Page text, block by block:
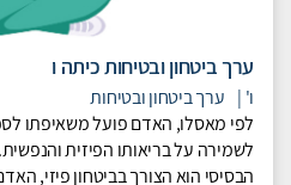
ערך ביטחון ובטיחות כיתה ו
ו' | ערך ביטחון ובטיחות
לפי מאסלו, האדם פועל משאיפתו
לשמירה על בריאותו הפיזית
הבסיסי הוא הצורך בביטחון פיזי,